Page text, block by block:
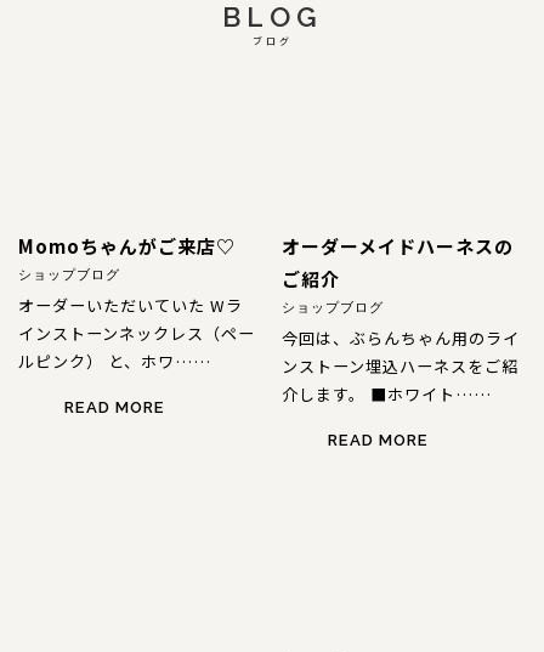
BLOG
ブログ
Momoちゃんがご来店♡
ショップブログ
オーダーいただいていた Wラ
インストーンネックレス（ペー
ルピンク） と、ホワ……
READ MORE
オーダーメイドハーネスの
ご紹介
ショップブログ
今回は、ぶらんちゃん用のライ
ンストーン埋込ハーネスをご紹
介します。 ■ホワイト……
READ MORE